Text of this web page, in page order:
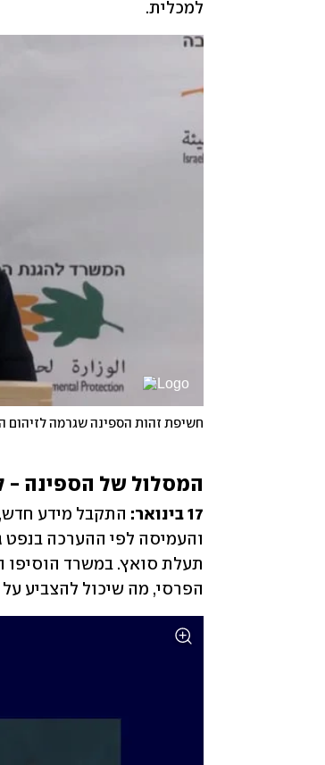
למכלית.
חשיפת זהות הספינה שגרמה לזיהום
המסלול של הספינה -
17 בינואר:
הפרסי, מה שיכול להצביע על